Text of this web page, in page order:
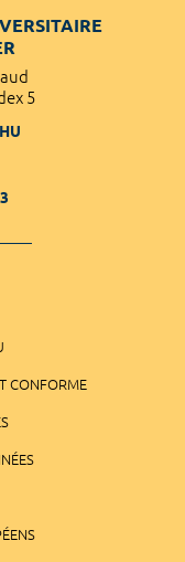
5
CONFORME